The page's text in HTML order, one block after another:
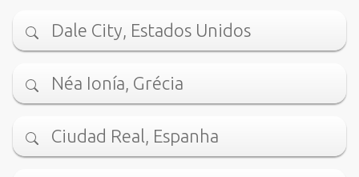
Dale City, Estados Unidos
Néa Ionía, Grécia
Ciudad Real, Espanha